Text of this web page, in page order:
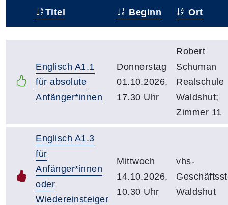
Status
Titel Beginn Ort
Englisch A1.1
für absolute
Anfänger*innen
Donnerstag
01.10.2026,
17.30 Uhr
Robert
Schuman
Realschule
Waldshut;
Zimmer 11
Englisch A1.3
für
Anfänger*innen
oder
Wiedereinsteiger
Mittwoch
14.10.2026,
10.30 Uhr
vhs-
Waldshut